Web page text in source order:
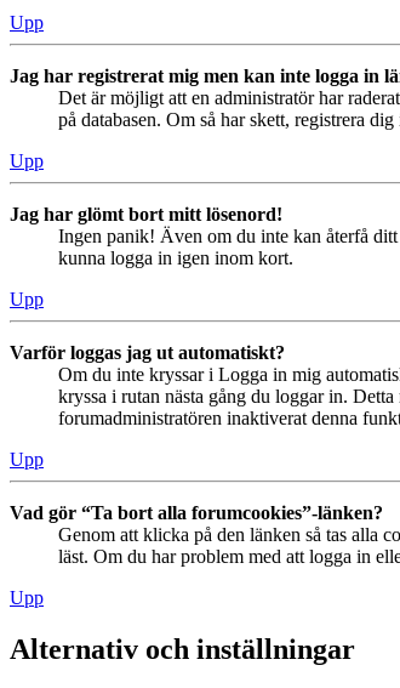
Upp
Jag har registrerat mig men kan inte logga in
Det är möjligt att en administratör har
på databasen. Om så har skett, registrera
Upp
Jag har glömt bort mitt lösenord!
Ingen panik! Även om du inte kan återfå
kunna logga in igen inom kort.
Upp
Varför loggas jag ut automatiskt?
Om du inte kryssar i Logga in mig
kryssa i rutan nästa gång du loggar in.
forumadministratören inaktiverat denna
Upp
Vad gör “Ta bort alla forumcookies”-länken?
Genom att klicka på den länken så tas alla
läst. Om du har problem med att logga in
Upp
Alternativ och inställningar